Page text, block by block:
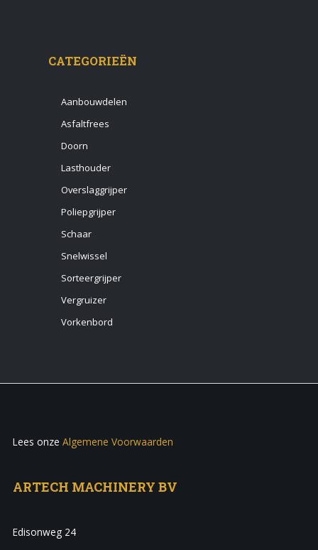
CATEGORIEËN
Aanbouwdelen
Asfaltfrees
Doorn
Lasthouder
Overslaggrijper
Poliepgrijper
Schaar
Snelwissel
Sorteergrijper
Vergruizer
Vorkenbord
Lees onze Algemene Voorwaarden
ARTECH MACHINERY BV
Edisonweg 24